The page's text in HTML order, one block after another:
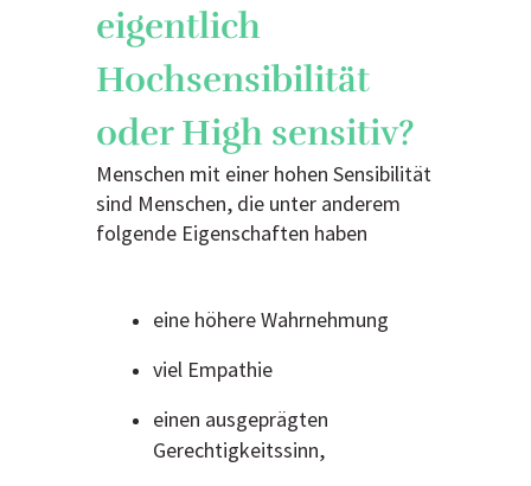
eigentlich
Hochsensibilität
oder High sensitiv?
Menschen mit einer hohen Sensibilität
sind Menschen, die unter anderem
folgende Eigenschaften haben
eine höhere Wahrnehmung
viel Empathie
einen ausgeprägten
Gerechtigkeitssinn,